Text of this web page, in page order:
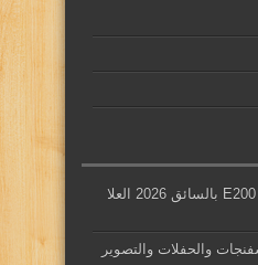
تأجير سيارات مرسيدس E200 بالسائق 2026 العلا
والحفلات والتصوير